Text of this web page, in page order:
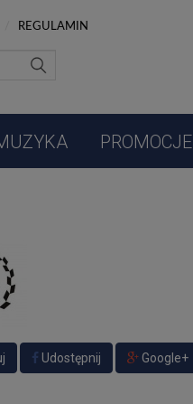
REGULAMIN
PROMOCJE
Udostępnij Google+